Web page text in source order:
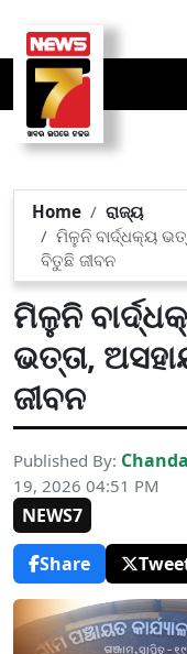
Home
ରାଜ୍ୟ
ମିଳୁନି ବାର୍ଦ୍ଧକ୍ୟ
ବିତୁଛି ଜୀବନ
ମିଳୁନି
ଭତ୍ତା,
ଜୀବନ
Published By:
19, 2026 04:51 PM
NEWS7
Share